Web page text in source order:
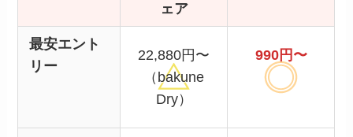
ェア
最安エント
リー
22,880円〜
（bakune
Dry）
990円〜